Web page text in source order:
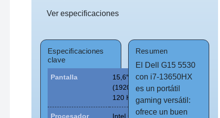
Ver especificaciones
Especificaciones
clave
Pantalla
15,6″ FHD
(1920×1080),
120 Hz
Procesador
Intel Core i7-
Resumen
El Dell G15 5530
con i7-13650HX
es un portátil
gaming versátil:
ofrece un buen